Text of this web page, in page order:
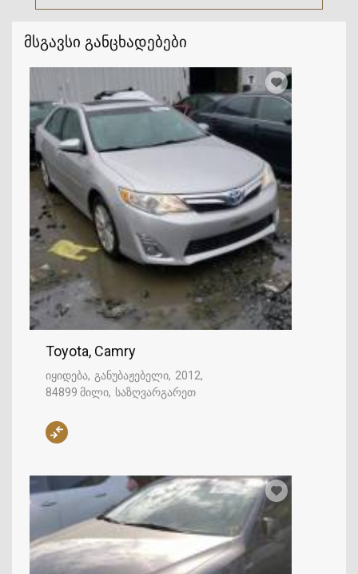
მსგავსი განცხადებები
Toyota, Camry
იყიდება განუბაჟებელი 2012
84899 მილი საზღვარგარეთ